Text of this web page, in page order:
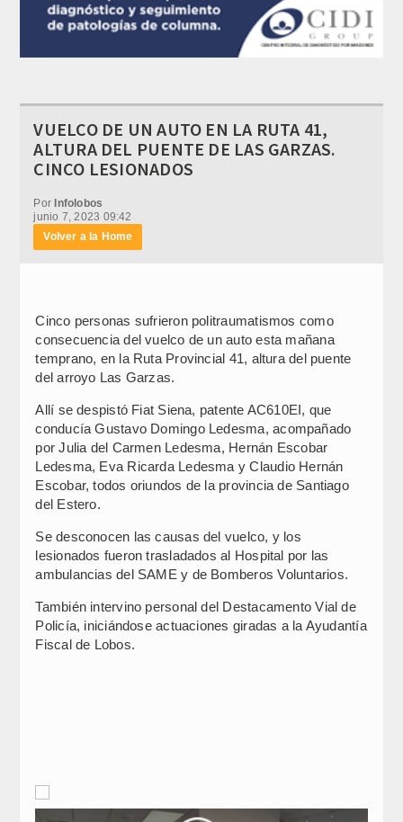
VUELCO DE UN AUTO EN LA RUTA 41,
ALTURA DEL PUENTE DE LAS GARZAS.
CINCO LESIONADOS
PorInfolobos
junio 7, 2023 09:42
Volver a la Home
Cinco personas sufrieron politraumatismos como
consecuencia del vuelco de un auto esta mañana
temprano, en la Ruta Provincial 41, altura del puente
del arroyo Las Garzas.
Allí se despistó Fiat Siena, patente AC610EI, que
conducía Gustavo Domingo Ledesma, acompañado
por Julia del Carmen Ledesma, Hernán Escobar
Ledesma, Eva Ricarda Ledesma y Claudio Hernán
Escobar, todos oriundos de la provincia de Santiago
del Estero.
Se desconocen las causas del vuelco, y los
lesionados fueron trasladados al Hospital por las
ambulancias del SAME y de Bomberos Voluntarios.
También intervino personal del Destacamento Vial de
Policía, iniciándose actuaciones giradas a la Ayudantía
Fiscal de Lobos.